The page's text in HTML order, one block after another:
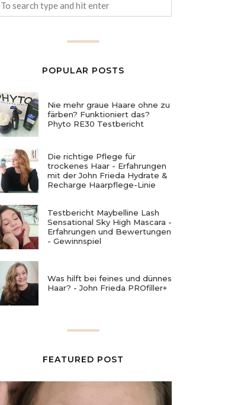
POPULAR POSTS
Nie mehr graue Haare ohne zu
färben? Funktioniert das?
Phyto RE30 Testbericht
Die richtige Pflege für
trockenes Haar - Erfahrungen
mit der John Frieda Hydrate &
Recharge Haarpflege-Linie
Testbericht Maybelline Lash
Sensational Sky High Mascara -
Erfahrungen und Bewertungen
- Gewinnspiel
Was hilft bei feines und dünnes
Haar? - John Frieda PROfiller+
FEATURED POST